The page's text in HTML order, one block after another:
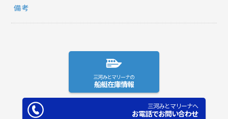
備考
三河みとマリーナの
船艇在庫情報
三河みとマリーナへ
お電話でお問い合わせ